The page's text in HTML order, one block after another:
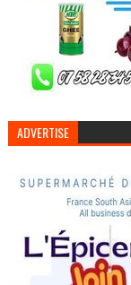
ADVERTISE